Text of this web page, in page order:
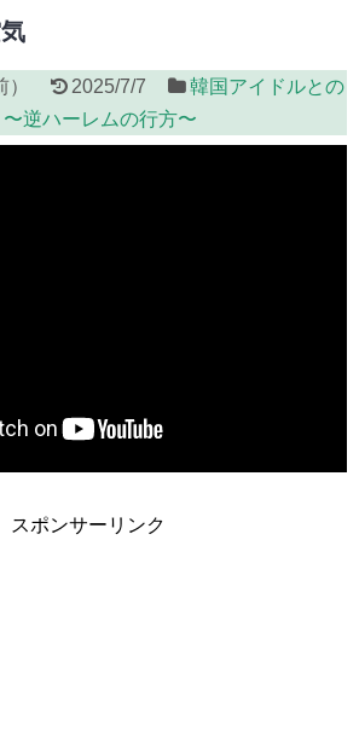
） 2025/7/7
韓国アイドルとの
逆ハーレムの行方〜
スポンサーリンク